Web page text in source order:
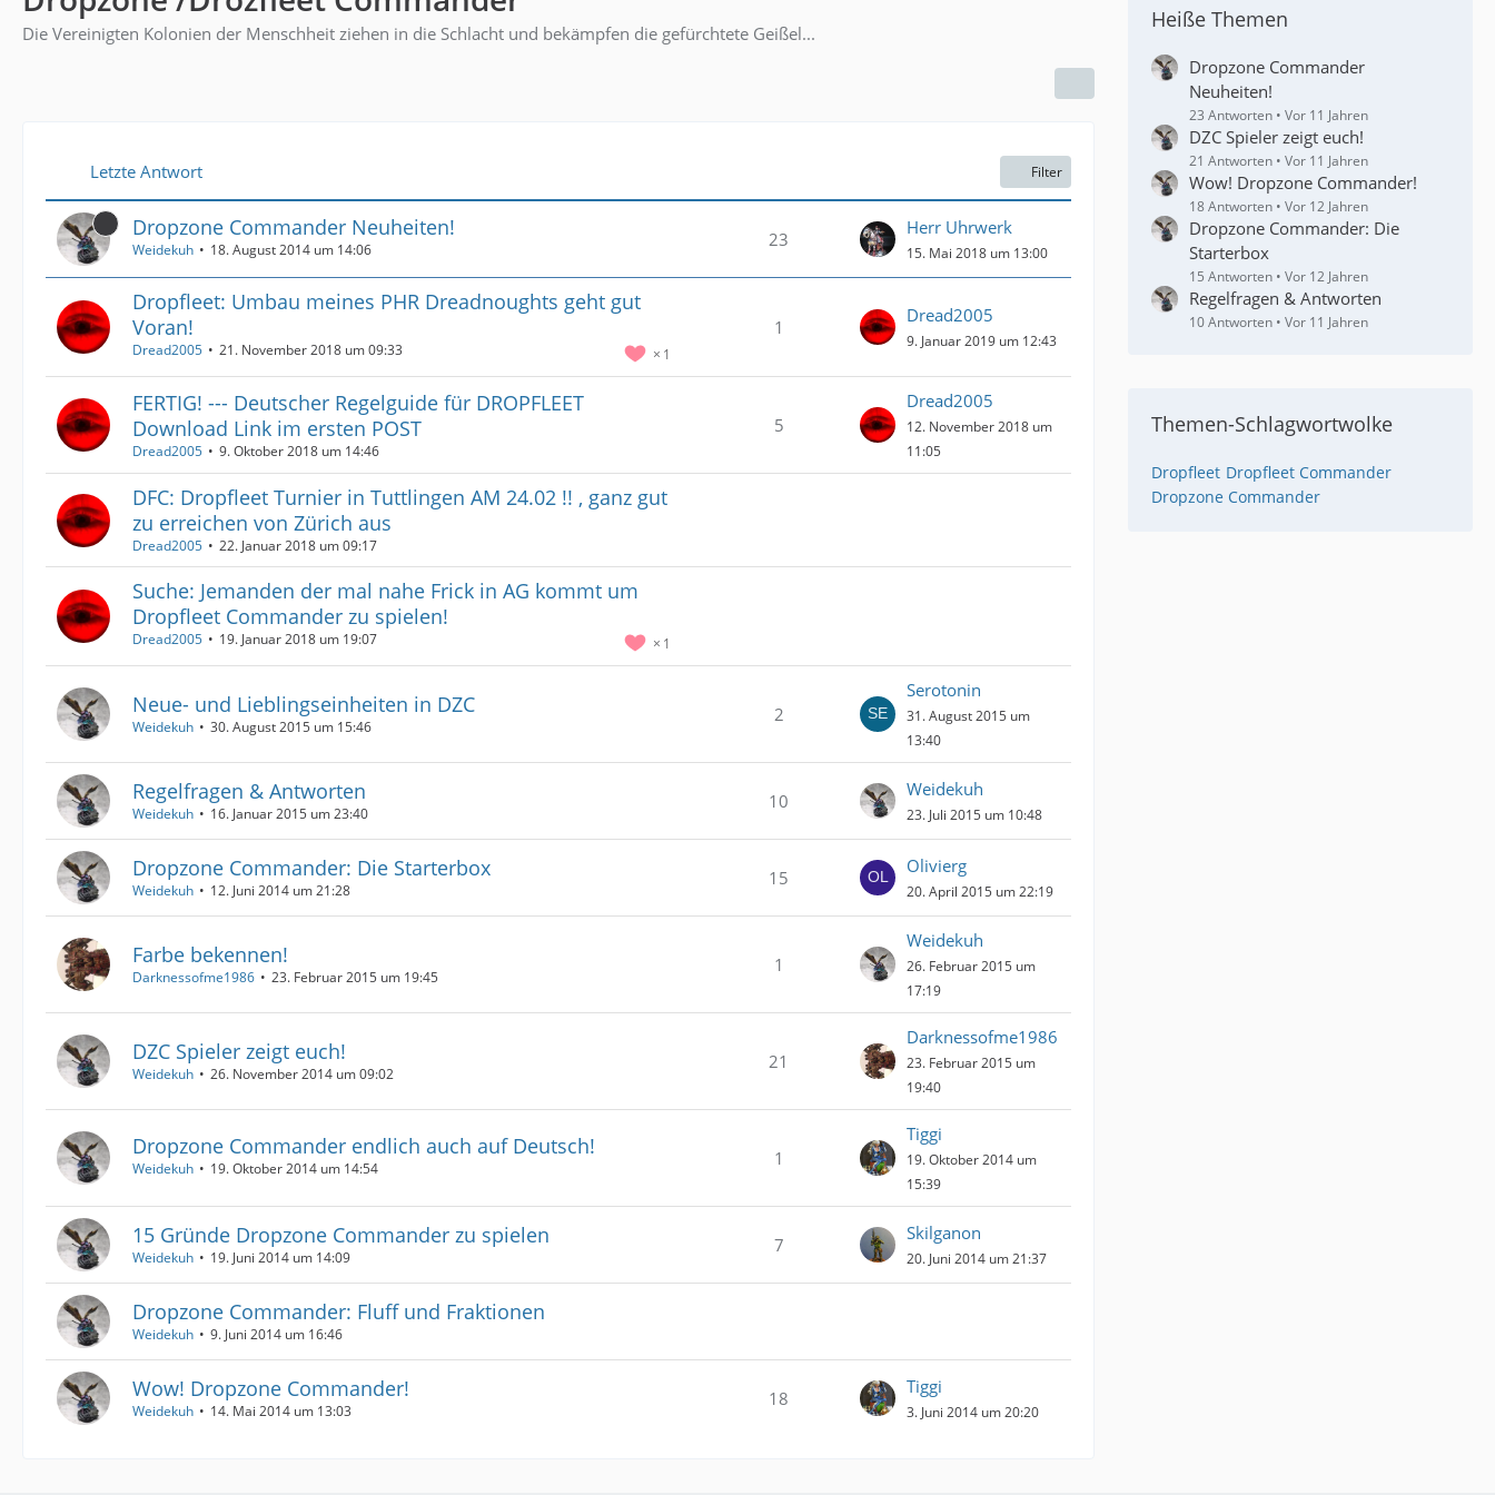
Die Vereinigten Kolonien der Menschheit ziehen in die Schlacht und bekämpfen die gefürchtete Geißel...
Letzte Antwort Filter
Dropzone Commander Neuheiten!
Weidekuh 18. August 2014 um 14:06 23
Herr Uhrwerk
15. Mai 2018 um 13:00
Dropfleet: Umbau meines PHR Dreadnoughts geht gut
Voran!
1
Dread2005 21. November 2018 um 09:33
1
Dread2005
9. Januar 2019 um 12:43
FERTIG! --- Deutscher Regelguide für DROPFLEET
Download Link im ersten POST
Dread2005 9. Oktober 2018 um 14:46
5
Dread2005
12. November 2018 um
11:05
DFC: Dropfleet Turnier in Tuttlingen AM 24.02 !! , ganz gut
zu erreichen von Zürich aus
Dread2005 22. Januar 2018 um 09:17
Suche: Jemanden der mal nahe Frick in AG kommt um
Dropfleet Commander zu spielen!
1
Dread2005 19. Januar 2018 um 19:07
Neue- und Lieblingseinheiten in DZC
Weidekuh 30. August 2015 um 15:46
2
Serotonin
31. August 2015 um
13:40
Regelfragen & Antworten
Weidekuh 16. Januar 2015 um 23:40
10
Weidekuh
23. Juli 2015 um 10:48
Dropzone Commander: Die Starterbox
Weidekuh 12. Juni 2014 um 21:28
15
Olivierg
20. April 2015 um 22:19
Farbe bekennen!
Darknessofme1986 23. Februar 2015 um 19:45
1
Weidekuh
26. Februar 2015 um
17:19
DZC Spieler zeigt euch!
Weidekuh 26. November 2014 um 09:02
21
Darknessofme1986
23. Februar 2015 um
19:40
Dropzone Commander endlich auch auf Deutsch!
Weidekuh 19. Oktober 2014 um 14:54 1
Tiggi
19. Oktober 2014 um
15:39
15 Gründe Dropzone Commander zu spielen
Weidekuh 19. Juni 2014 um 14:09
7
Skilganon
20. Juni 2014 um 21:37
Dropzone Commander: Fluff und Fraktionen
Weidekuh 9. Juni 2014 um 16:46
Wow! Dropzone Commander!
Weidekuh 14. Mai 2014 um 13:03
18
Tiggi
3. Juni 2014 um 20:20
Heiße Themen
Dropzone Commander
Neuheiten!
23 Antworten Vor 11 Jahren
DZC Spieler zeigt euch!
21 Antworten Vor 11 Jahren
Wow! Dropzone Commander!
18 Antworten Vor 12 Jahren
Dropzone Commander: Die
Starterbox
15 Antworten Vor 12 Jahren
Regelfragen & Antworten
10 Antworten Vor 11 Jahren
Themen-Schlagwortwolke
Dropfleet Dropfleet Commander
Dropzone Commander